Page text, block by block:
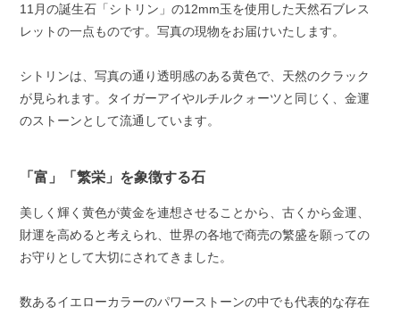
11月の誕生石「シトリン」の12mm玉を使用した天然石ブレス
レットの一点ものです。写真の現物をお届けいたします。
シトリンは、写真の通り透明感のある黄色で、天然のクラック
が見られます。タイガーアイやルチルクォーツと同じく、金運
のストーンとして流通しています。
「富」「繁栄」を象徴する石
美しく輝く黄色が黄金を連想させることから、古くから金運、
財運を高めると考えられ、世界の各地で商売の繁盛を願っての
お守りとして大切にされてきました。
数あるイエローカラーのパワーストーンの中でも代表的な存在